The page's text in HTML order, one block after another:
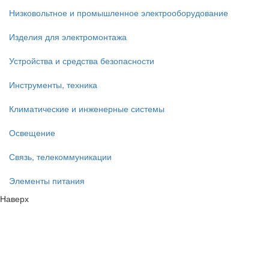
Низковольтное и промышленное электрооборудование
Изделия для электромонтажа
Устройства и средства безопасности
Инструменты, техника
Климатические и инженерные системы
Освещение
Связь, телекоммуникации
Элементы питания
Наверх